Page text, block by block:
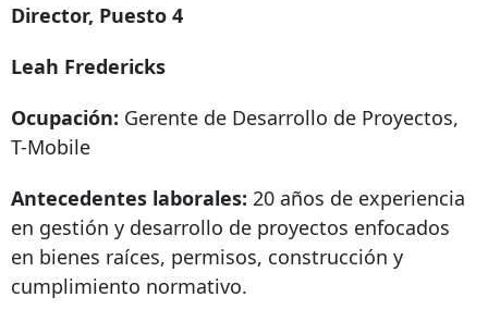
Director, Puesto 4
Leah Fredericks
Ocupación: Gerente de Desarrollo de Proyectos,
T-Mobile
Antecedentes laborales: 20 años de experiencia
en gestión y desarrollo de proyectos enfocados
en bienes raíces, permisos, construcción y
cumplimiento normativo.